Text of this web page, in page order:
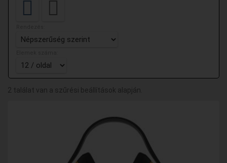
2 találat van a szűrési beállítások alapján.